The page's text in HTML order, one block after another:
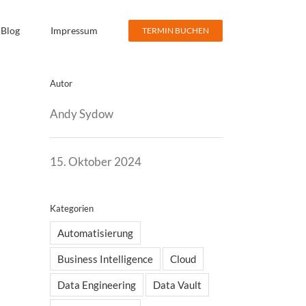
Blog Impressum TERMIN BUCHEN
Autor
Andy Sydow
15. Oktober 2024
Kategorien
Automatisierung
Business Intelligence Cloud
Data Engineering Data Vault